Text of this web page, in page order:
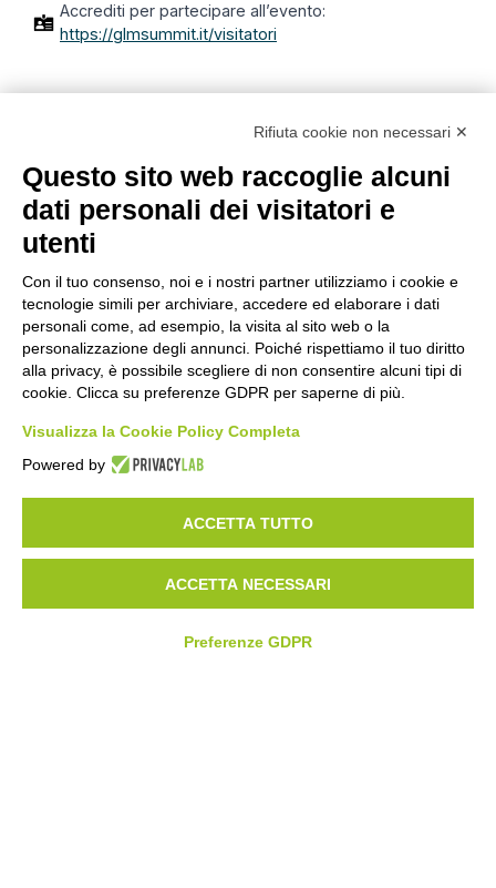
Accrediti per partecipare all’evento:
https://glmsummit.it/visitatori
Rifiuta cookie non necessari ✕
Questo sito web raccoglie alcuni
dati personali dei visitatori e
utenti
Con il tuo consenso, noi e i nostri partner utilizziamo i cookie e
tecnologie simili per archiviare, accedere ed elaborare i dati
personali come, ad esempio, la visita al sito web o la
personalizzazione degli annunci. Poiché rispettiamo il tuo diritto
alla privacy, è possibile scegliere di non consentire alcuni tipi di
cookie. Clicca su preferenze GDPR per saperne di più.
Visualizza la Cookie Policy Completa
Powered by
ACCETTA TUTTO
ACCETTA NECESSARI
Preferenze GDPR